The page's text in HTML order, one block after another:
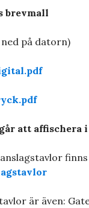
brevmall
ned på datorn)
att affischera i
är även: